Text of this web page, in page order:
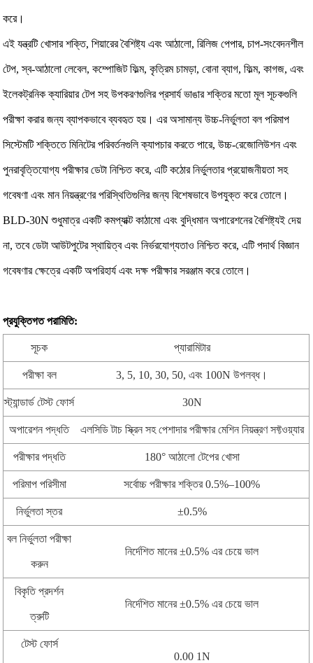
করে।
এই যন্ত্রটি খোসার শক্তি, শিয়ারের বৈশিষ্ট্য এবং আঠালো, রিলিজ পেপার, চাপ-সংবেদনশীল
টেপ, স্ব-আঠালো লেবেল, কম্পোজিট ফিল্ম, কৃত্রিম চামড়া, বোনা ব্যাগ, ফিল্ম, কাগজ, এবং
ইলেকট্রনিক ক্যারিয়ার টেপ সহ উপকরণগুলির প্রসার্য ভাঙার শক্তির মতো মূল সূচকগুলি
পরীক্ষা করার জন্য ব্যাপকভাবে ব্যবহৃত হয়। এর অসামান্য উচ্চ-নির্ভুলতা বল পরিমাপ
সিস্টেমটি শক্তিতে মিনিটের পরিবর্তনগুলি ক্যাপচার করতে পারে, উচ্চ-রেজোলিউশন এবং
পুনরাবৃত্তিযোগ্য পরীক্ষার ডেটা নিশ্চিত করে, এটি কঠোর নির্ভুলতার প্রয়োজনীয়তা সহ
গবেষণা এবং মান নিয়ন্ত্রণের পরিস্থিতিগুলির জন্য বিশেষভাবে উপযুক্ত করে তোলে।
BLD-30N শুধুমাত্র একটি কমপ্যাক্ট কাঠামো এবং বুদ্ধিমান অপারেশনের বৈশিষ্ট্যই দেয়
না, তবে ডেটা আউটপুটের স্থায়িত্ব এবং নির্ভরযোগ্যতাও নিশ্চিত করে, এটি পদার্থ বিজ্ঞান
গবেষণার ক্ষেত্রে একটি অপরিহার্য এবং দক্ষ পরীক্ষার সরঞ্জাম করে তোলে।
প্রযুক্তিগত পরামিতি:
সূচক প্যারামিটার
পরীক্ষা বল 3, 5, 10, 30, 50, এবং 100N উপলব্ধ।
স্ট্যান্ডার্ড টেস্ট ফোর্স 30N
অপারেশন পদ্ধতি এলসিডি টাচ স্ক্রিন সহ পেশাদার পরীক্ষার মেশিন নিয়ন্ত্রণ সফ্টওয়্যার
পরীক্ষার পদ্ধতি 180° আঠালো টেপের খোসা
পরিমাপ পরিসীমা সর্বোচ্চ পরীক্ষার শক্তির 0.5%–100%
নির্ভুলতা স্তর ±0.5%
বল নির্ভুলতা পরীক্ষা
করুন
নির্দেশিত মানের ±0.5% এর চেয়ে ভাল
বিকৃতি প্রদর্শন
ত্রুটি
নির্দেশিত মানের ±0.5% এর চেয়ে ভাল
টেস্ট ফোর্স
0.00 1N